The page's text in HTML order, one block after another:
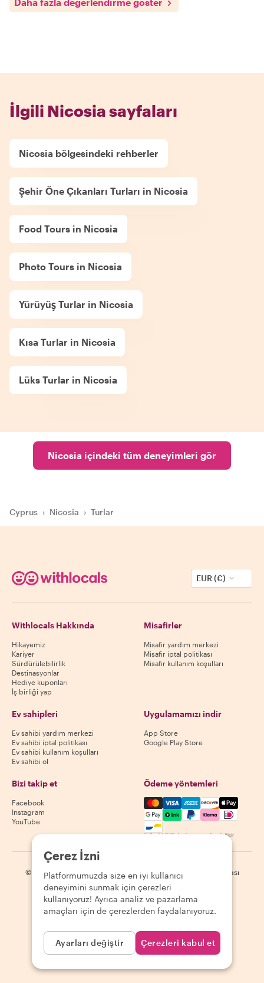
İlgili Nicosia sayfaları
Nicosia bölgesindeki rehberler
Şehir Öne Çıkanları Turları in Nicosia
Food Tours in Nicosia
Photo Tours in Nicosia
Yürüyüş Turlar in Nicosia
Kısa Turlar in Nicosia
Lüks Turlar in Nicosia
Nicosia içindeki tüm deneyimleri gör
Cyprus › Nicosia › Turlar
EUR (€)
Withlocals Hakkında
Hikayemiz
Kariyer
Sürdürülebilirlik
Destinasyonlar
Hediye kuponları
İş birliği yap
Misafirler
Misafir yardım merkezi
Misafir iptal politikası
Misafir kullanım koşulları
Ev sahipleri
Ev sahibi yardım merkezi
Ev sahibi iptal politikası
Ev sahibi kullanım koşulları
Ev sahibi ol
Uygulamamızı indir
App Store
Google Play Store
Bizi takip et
Facebook
Instagram
YouTube
Ödeme yöntemleri
Mastercard, Visa, Amex,
Kullanılabilirlik destinasyona göre değişir
© 2026 Withlocals.com Gizlilik Politikası | Site haritası
Çerez İzni
Platformumuzda size en iyi kullanıcı
deneyimini sunmak için çerezleri
kullanıyoruz! Ayrıca analiz ve pazarlama
amaçları için de çerezlerden faydalanıyoruz.
Ayarları değiştir Çerezleri kabul et